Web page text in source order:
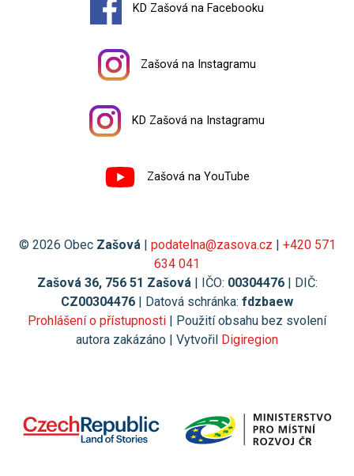
KD Zašová na Facebooku
Zašová na Instagramu
KD Zašová na Instagramu
Zašová na YouTube
© 2026 Obec Zašová | podatelna@zasova.cz | +420 571
634 041
Zašová 36, 756 51 Zašová | IČO: 00304476| DIČ:
CZ00304476 | Datová schránka: fdzbaew
Prohlášení o přístupnosti | Použití obsahu bez svolení
autora zakázáno | Vytvořil Digiregion